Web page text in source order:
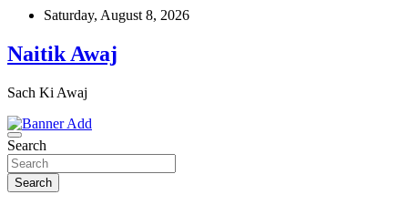
Skip
content
Saturday, August 8, 2026
Naitik Awaj
Sach Ki Awaj
Search
Search